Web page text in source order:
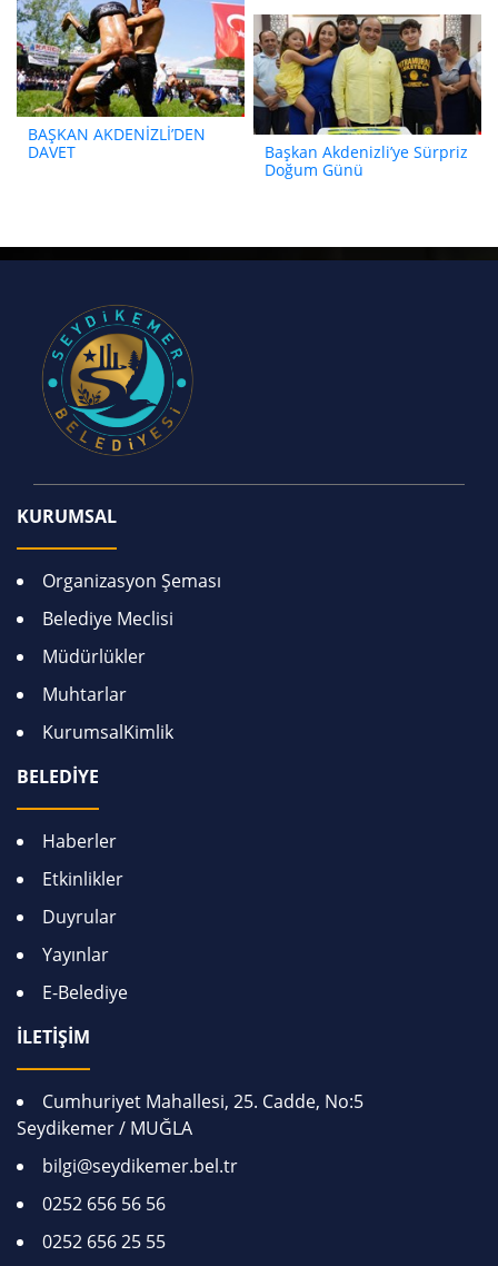
BAŞKAN AKDENİZLİ’DEN
DAVET
Başkan Akdenizli’ye Sürpriz
Doğum Günü
KURUMSAL
Organizasyon Şeması
Belediye Meclisi
Müdürlükler
Muhtarlar
KurumsalKimlik
BELEDİYE
Haberler
Etkinlikler
Duyrular
Yayınlar
E-Belediye
İLETİŞİM
Cumhuriyet Mahallesi, 25. Cadde, No:5
Seydikemer / MUĞLA
bilgi@seydikemer.bel.tr
0252 656 56 56
0252 656 25 55